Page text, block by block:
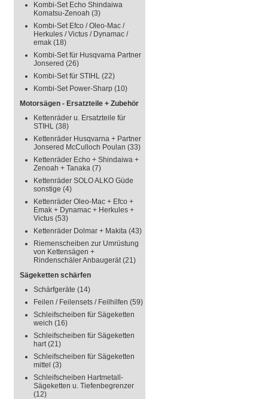
Kombi-Set Echo Shindaiwa
Komatsu-Zenoah (3)
Kombi-Set Efco / Oleo-Mac /
Herkules / Victus / Dynamac /
emak (18)
Kombi-Set für Husqvarna Partner
Jonsered (26)
Kombi-Set für STIHL (22)
Kombi-Set Power-Sharp (10)
Motorsägen - Ersatzteile + Zubehör
Kettenräder u. Ersatzteile für
STIHL (38)
Kettenräder Husqvarna + Partner
Jonsered McCulloch Poulan (33)
Kettenräder Echo + Shindaiwa +
Zenoah + Tanaka (7)
Kettenräder SOLO ALKO Güde
sonstige (4)
Kettenräder Oleo-Mac + Efco +
Emak + Dynamac + Herkules +
Victus (53)
Kettenräder Dolmar + Makita (43)
Riemenscheiben zur Umrüstung
von Kettensägen +
Rindenschäler Anbaugerät(21)
Sägeketten schärfen
Schärfgeräte (14)
Feilen / Feilensets / Feilhilfen (59)
Schleifscheiben für Sägeketten
weich (16)
Schleifscheiben für Sägeketten
hart(21)
Schleifscheiben für Sägeketten
mittel (3)
Schleifscheiben Hartmetall-
Sägeketten u. Tiefenbegrenzer
(12)